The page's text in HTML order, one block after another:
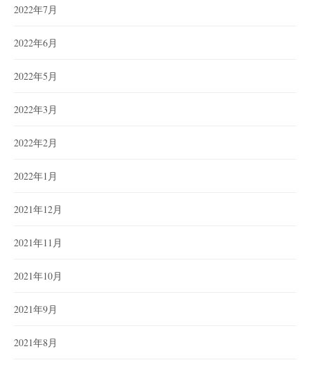
2022年7月
2022年6月
2022年5月
2022年3月
2022年2月
2022年1月
2021年12月
2021年11月
2021年10月
2021年9月
2021年8月